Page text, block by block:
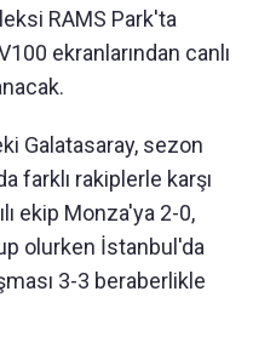
RAMS Park'ta
ekranlarından canlı
Galatasaray, sezon
farklı rakiplerle karşı
ekip Monza'ya 2-0,
olurken İstanbul'da
3-3 beraberlikle